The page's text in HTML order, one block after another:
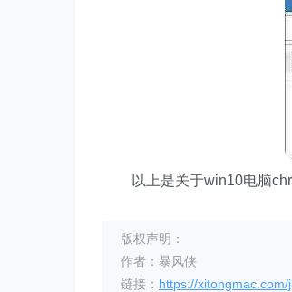
以上是关于win10电脑
版权声明：
作者：暴风侠
链接： https://